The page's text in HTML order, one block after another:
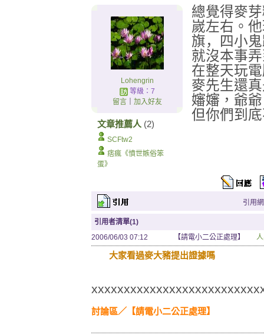
Lohengrin
等級：7
留言｜ 加入好友
文章推薦人 (2)
SCFtw2
痞瘋《憤世嫉俗笨
蛋》
總覺得麥
嵗左右。
旗，四小
就沒本事
在整天玩
麥先生還
嬸嬸，爺
但你們到
引用
引用者清單(1)
2006/06/03 07:12
【請電小二公正處理】
大家看過麥大豬提出證據嗎
討論區／ 【請電小二公正處理】